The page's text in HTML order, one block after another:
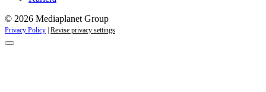
© 2026 Mediaplanet Group
Privacy Policy Revise privacy settings